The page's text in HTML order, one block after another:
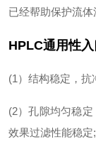
已经帮助保护流体
HPLC通用性
(1）结构稳定，抗
(2）孔隙均匀稳
效果过滤性能稳定;